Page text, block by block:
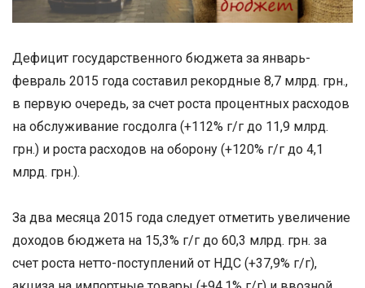
Дефицит государственного бюджета за январь-
февраль 2015 года составил рекордные 8,7 млрд. грн.,
в первую очередь, за счет роста процентных расходов
на обслуживание госдолга (+112% г/г до 11,9 млрд.
грн.) и роста расходов на оборону (+120% г/г до 4,1
млрд. грн.).
За два месяца 2015 года следует отметить увеличение
доходов бюджета на 15,3% г/г до 60,3 млрд. грн. за
счет роста нетто-поступлений от НДС (+37,9% г/г),